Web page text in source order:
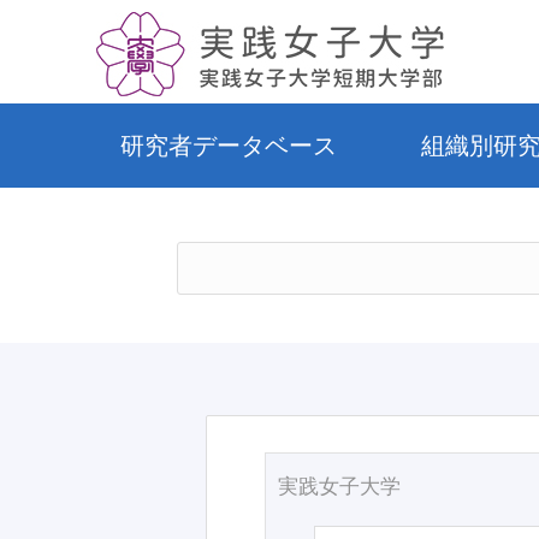
研究者データベース 組織別研
実践女子大学